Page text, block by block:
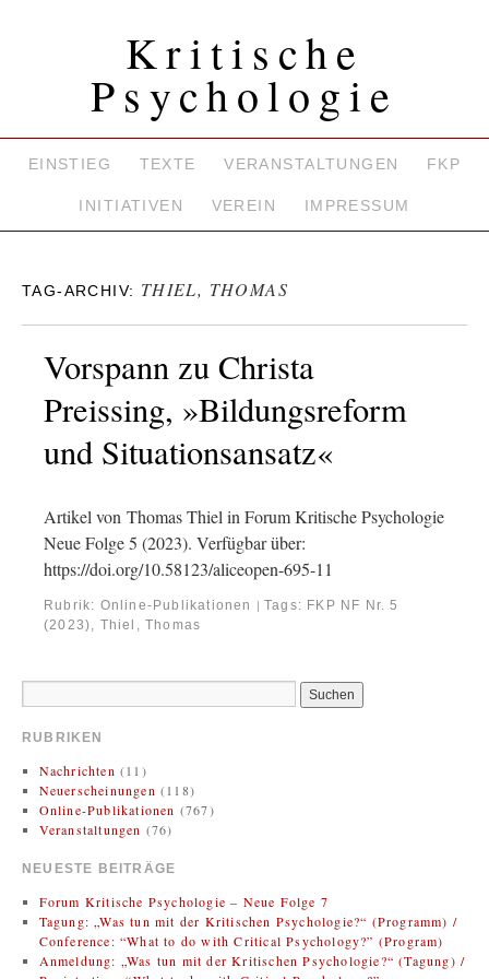
Kritische
Psychologie
EINSTIEG TEXTE VERANSTALTUNGEN FKP
INITIATIVEN VEREIN IMPRESSUM
TAG-ARCHIV: THIEL, THOMAS
Vorspann zu Christa
Preissing, »Bildungsreform
und Situationsansatz«
Artikel von Thomas Thiel in Forum Kritische Psychologie
Neue Folge 5 (2023). Verfügbar über:
https://doi.org/10.58123/aliceopen-695-11
Rubrik: Online-Publikationen | Tags: FKP NF Nr. 5
(2023), Thiel, Thomas
RUBRIKEN
Nachrichten (11)
Neuerscheinungen (118)
Online-Publikationen (767)
Veranstaltungen (76)
NEUESTE BEITRÄGE
Forum Kritische Psychologie – Neue Folge 7
Tagung: „Was tun mit der Kritischen Psychologie?“ (Programm) /
Conference: “What to do with Critical Psychology?” (Program)
Anmeldung: „Was tun mit der Kritischen Psychologie?“ (Tagung) /